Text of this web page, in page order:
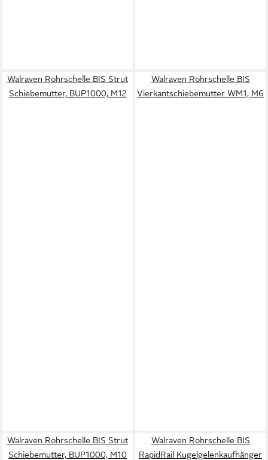
Walraven Rohrschelle BIS Strut
Schiebemutter, BUP1000, M12
Walraven Rohrschelle BIS
Vierkantschiebemutter WM1, M6
Walraven Rohrschelle BIS Strut
Schiebemutter, BUP1000, M10
Walraven Rohrschelle BIS
RapidRail Kugelgelenkaufhänger